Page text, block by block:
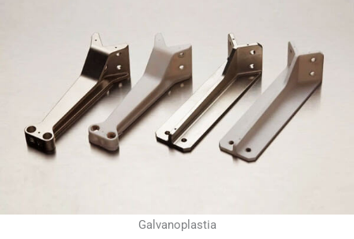
Galvanoplastia